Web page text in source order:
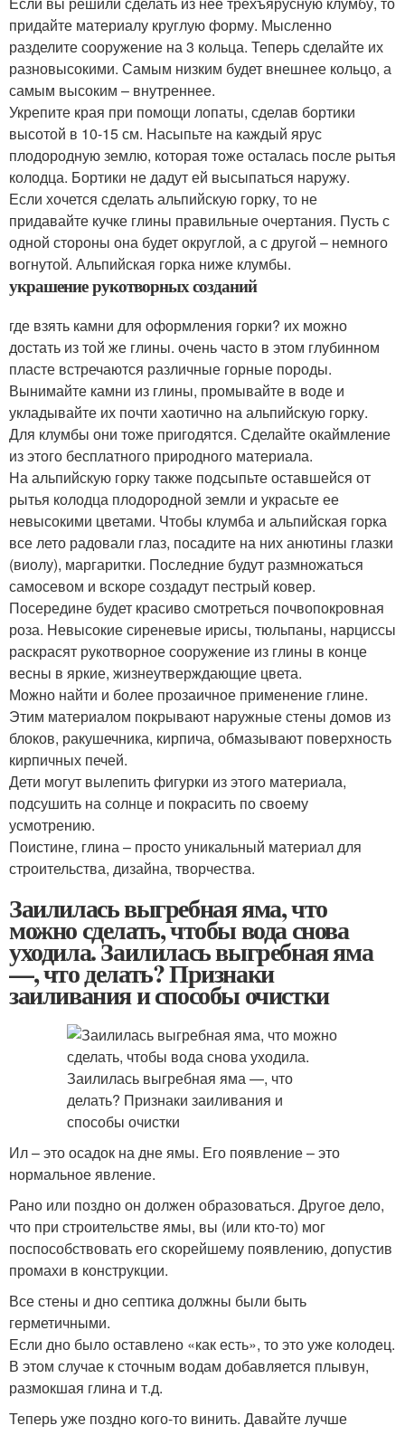
придайте материалу круглую форму. Мысленно
разделите сооружение на 3 кольца. Теперь сделайте их
разновысокими. Самым низким будет внешнее кольцо, а
самым высоким – внутреннее.
Укрепите края при помощи лопаты, сделав бортики
высотой в 10-15 см. Насыпьте на каждый ярус
плодородную землю, которая тоже осталась после рытья
колодца. Бортики не дадут ей высыпаться наружу.
Если хочется сделать альпийскую горку, то не
придавайте кучке глины правильные очертания. Пусть с
одной стороны она будет округлой, а с другой – немного
вогнутой. Альпийская горка ниже клумбы.
украшение рукотворных созданий
где взять камни для оформления горки? их можно
достать из той же глины. очень часто в этом глубинном
пласте встречаются различные горные породы.
Вынимайте камни из глины, промывайте в воде и
укладывайте их почти хаотично на альпийскую горку.
Для клумбы они тоже пригодятся. Сделайте окаймление
из этого бесплатного природного материала.
На альпийскую горку также подсыпьте оставшейся от
рытья колодца плодородной земли и украсьте ее
невысокими цветами. Чтобы клумба и альпийская горка
все лето радовали глаз, посадите на них анютины глазки
(виолу), маргаритки. Последние будут размножаться
самосевом и вскоре создадут пестрый ковер.
Посередине будет красиво смотреться почвопокровная
роза. Невысокие сиреневые ирисы, тюльпаны, нарциссы
раскрасят рукотворное сооружение из глины в конце
весны в яркие, жизнеутверждающие цвета.
Можно найти и более прозаичное применение глине.
Этим материалом покрывают наружные стены домов из
блоков, ракушечника, кирпича, обмазывают поверхность
кирпичных печей.
Дети могут вылепить фигурки из этого материала,
подсушить на солнце и покрасить по своему
усмотрению.
Поистине, глина – просто уникальный материал для
строительства, дизайна, творчества.
Заилилась выгребная яма, что
можно сделать, чтобы вода снова
уходила. Заилилась выгребная яма
—, что делать? Признаки
заиливания и способы очистки
Ил – это осадок на дне ямы. Его появление – это
нормальное явление.
Рано или поздно он должен образоваться. Другое дело,
что при строительстве ямы, вы (или кто-то) мог
поспособствовать его скорейшему появлению, допустив
промахи в конструкции.
Все стены и дно септика должны были быть
герметичными.
Если дно было оставлено «как есть», то это уже колодец.
В этом случае к сточным водам добавляется плывун,
размокшая глина и т.д.
Теперь уже поздно кого-то винить. Давайте лучше